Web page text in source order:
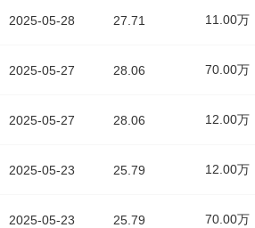
2025-05-28
2025-05-27
2025-05-27
2025-05-23
2025-05-23
27.71 11.00万
28.06 70.00万
28.06 12.00万
25.79 12.00万
25.79 70.00万